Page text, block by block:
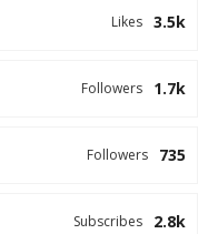
3.5k
Likes
1.7k
Followers
735
Followers
2.8k
Subscribes